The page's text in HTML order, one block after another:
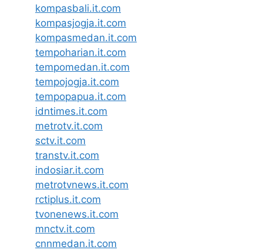
kompasbali.it.com
kompasjogja.it.com
kompasmedan.it.com
tempoharian.it.com
tempomedan.it.com
tempojogja.it.com
tempopapua.it.com
idntimes.it.com
metrotv.it.com
sctv.it.com
transtv.it.com
indosiar.it.com
metrotvnews.it.com
rctiplus.it.com
tvonenews.it.com
mnctv.it.com
cnnmedan.it.com